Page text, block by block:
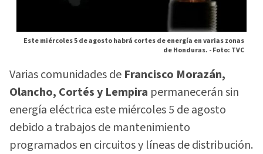
Este miércoles 5 de agosto habrá cortes de energía en varias zonas
de Honduras. -Foto: TVC
Varias comunidades de Francisco Morazán,
Olancho, Cortés y Lempira permanecerán sin
energía eléctrica este miércoles 5 de agosto
debido a trabajos de mantenimiento
programados en circuitos y líneas de distribución.